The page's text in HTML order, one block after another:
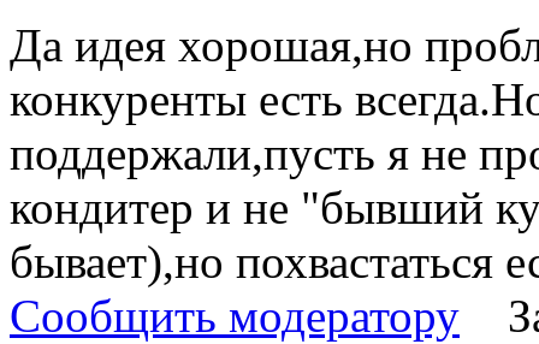
Да идея хорошая,но
конкуренты есть
поддержали,пусть я не
кондитер и не "бывший
бывает),но похвастаться
Сообщить модератору